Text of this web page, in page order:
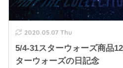
2020.05.07 Thu
5/4-31スターウォーズ商品
ターウォーズの日記念